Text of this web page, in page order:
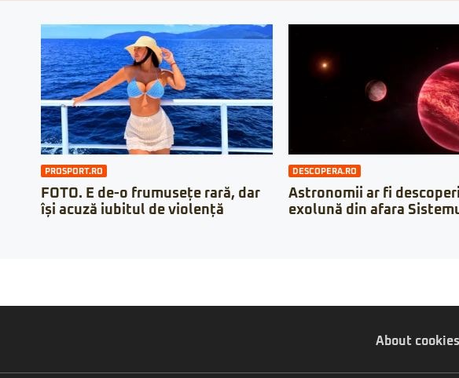
PROSPORT.RO
FOTO. E de-o frumusețe rară, dar
își acuză iubitul de violență
DESCOPERA.RO
Astronomii ar fi
exolună din afara
About cookies